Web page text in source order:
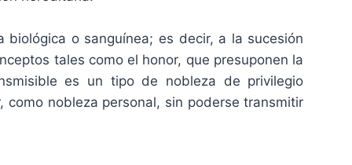
o sanguínea; es decir, a la sucesión
tales como el honor, que presuponen la
es un tipo de nobleza de privilegio
nobleza personal, sin poderse transmitir